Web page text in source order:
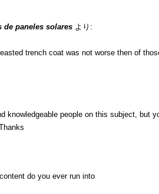
de paneles solares より:
trench coat was not worse then of
knowledgeable people on this subject, but
do you ever run into